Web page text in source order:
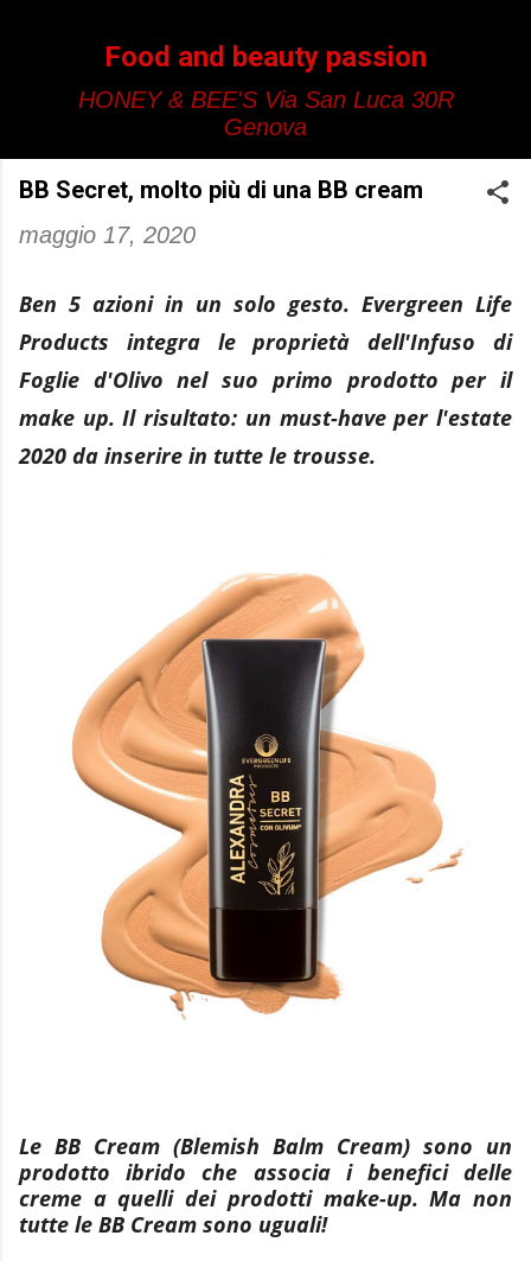
Food and beauty passion
HONEY & BEE'S Via San Luca 30R
Genova
BB Secret, molto più di una BB cream
maggio 17, 2020
Ben 5 azioni in un solo gesto. Evergreen Life
Products integra le proprietà dell'Infuso di
Foglie d'Olivo nel suo primo prodotto per il
make up. Il risultato: un must-have per l'estate
2020 da inserire in tutte le trousse.
Le BB Cream (Blemish Balm Cream) sono un
prodotto ibrido che associa i benefici delle
creme a quelli dei prodotti make-up. Ma non
tutte le BB Cream sono uguali!